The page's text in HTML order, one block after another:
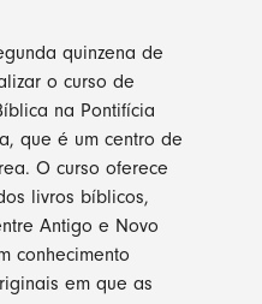
quinzena de
o curso de
na Pontifícia
que é um centro de
O curso oferece
livros bíblicos,
Antigo e Novo
conhecimento
em que as